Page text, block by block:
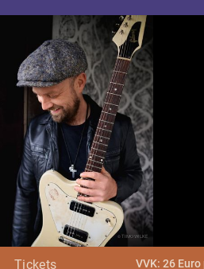
© Timo Wilke
Tickets VVK: 26